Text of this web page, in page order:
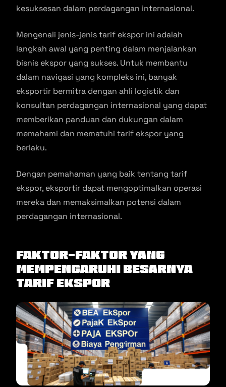
kesuksesan dalam perdagangan internasional.
Mengenali jenis-jenis tarif ekspor ini adalah
langkah awal yang penting dalam menjalankan
bisnis ekspor yang sukses. Untuk membantu
dalam navigasi yang kompleks ini, banyak
eksportir bermitra dengan ahli logistik dan
konsultan perdagangan internasional yang dapat
memberikan panduan dan dukungan dalam
memahami dan mematuhi tarif ekspor yang
berlaku.
Dengan pemahaman yang baik tentang tarif
ekspor, eksportir dapat mengoptimalkan operasi
mereka dan memaksimalkan potensi dalam
perdagangan internasional.
Faktor-Faktor yang
Mempengaruhi Besarnya
Tarif Ekspor